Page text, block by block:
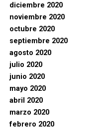
diciembre 2020
noviembre 2020
octubre 2020
septiembre 2020
agosto 2020
julio 2020
junio 2020
mayo 2020
abril 2020
marzo 2020
febrero 2020